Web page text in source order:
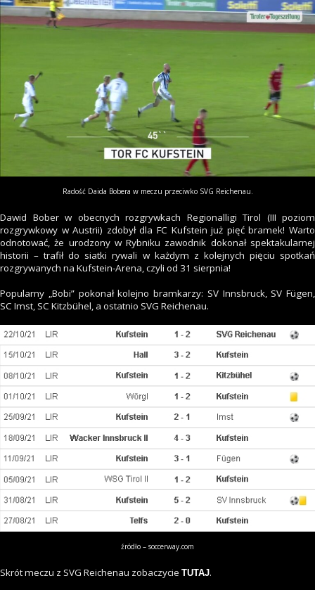
Radość Daida Bobera w meczu przeciwko SVG Reichenau.
Dawid Bober w obecnych rozgrywkach Regionalligi Tirol (III poziom
rozgrywkowy w Austrii) zdobył dla FC Kufstein już pięć bramek! Warto
odnotować, że urodzony w Rybniku zawodnik dokonał spektakularnej
historii – trafił do siatki rywali w każdym z kolejnych pięciu spotkań
rozgrywanych na Kufstein-Arena, czyli od 31 sierpnia!
Popularny „Bobi” pokonał kolejno bramkarzy: SV Innsbruck, SV Fügen,
SC Imst, SC Kitzbühel, a ostatnio SVG Reichenau.
źródło – soccerway.com
Skrót meczu z SVG Reichenau zobaczycie TUTAJ.